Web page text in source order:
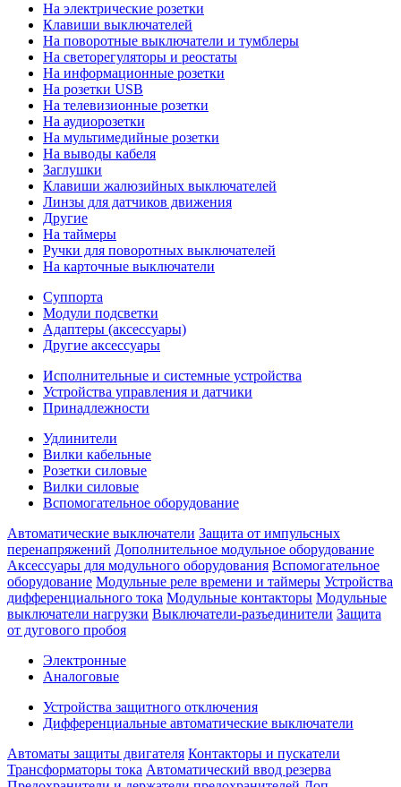
На электрические розетки
Клавиши выключателей
На поворотные выключатели и тумблеры
На светорегуляторы и реостаты
На информационные розетки
На розетки USB
На телевизионные розетки
На аудиорозетки
На мультимедийные розетки
На выводы кабеля
Заглушки
Клавиши жалюзийных выключателей
Линзы для датчиков движения
Другие
На таймеры
Ручки для поворотных выключателей
На карточные выключатели
Суппорта
Модули подсветки
Адаптеры (аксессуары)
Другие аксессуары
Исполнительные и системные устройства
Устройства управления и датчики
Принадлежности
Удлинители
Вилки кабельные
Розетки силовые
Вилки силовые
Вспомогательное оборудование
Автоматические выключатели Защита от импульсных
перенапряжений Дополнительное модульное оборудование
Аксессуары для модульного оборудования Вспомогательное
оборудование Модульные реле времени и таймеры Устройства
дифференциального тока Модульные контакторы Модульные
выключатели нагрузки Выключатели-разъединители Защита
от дугового пробоя
Электронные
Аналоговые
Устройства защитного отключения
Дифференциальные автоматические выключатели
Автоматы защиты двигателя Контакторы и пускатели
Трансформаторы тока Автоматический ввод резерва